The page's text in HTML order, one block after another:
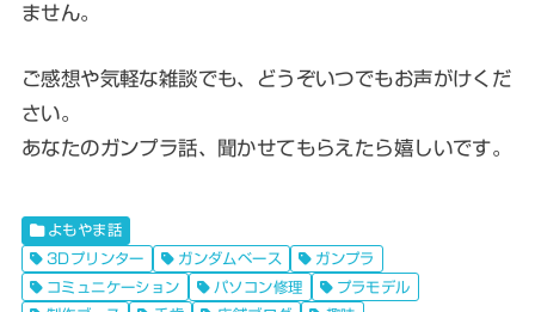
ません。
ご感想や気軽な雑談でも、どうぞいつでもお声がけくだ
さい。
あなたのガンプラ話、聞かせてもらえたら嬉しいです。
よもやま話
3Dプリンター
ガンダムベース
ガンプラ
コミュニケーション
パソコン修理
プラモデル